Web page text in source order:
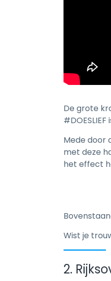
De grote
Mede door
met deze
het effect
Wist je
2.